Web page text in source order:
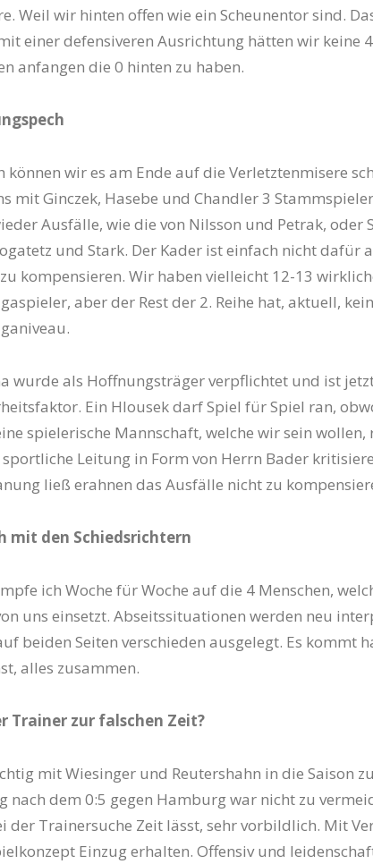
Weil wir hinten offen wie ein Scheunentor sind.
einer defensiveren Ausrichtung hätten wir keine
anfangen die 0 hinten zu haben.
können wir es am Ende auf die Verletztenmisere
mit Ginczek, Hasebe und Chandler 3
Ausfälle, wie die von Nilsson und Petrak, oder
und Stark. Der Kader ist einfach nicht dafür
kompensieren. Wir haben vielleicht 12-13
aber der Rest der 2. Reihe hat, aktuell, kein
wurde als Hoffnungsträger verpflichtet und ist
Ein Hlousek darf Spiel für Spiel ran,
spielerische Mannschaft, welche wir sein wollen,
Leitung in Form von Herrn Bader
ließ erahnen das Ausfälle nicht zu
mit den Schiedsrichtern
ich Woche für Woche auf die 4 Menschen,
uns einsetzt. Abseitssituationen werden neu
beiden Seiten verschieden ausgelegt. Es kommt
alles zusammen.
Trainer zur falschen Zeit?
mit Wiesinger und Reutershahn in die Saison
nach dem 0:5 gegen Hamburg war nicht zu
der Trainersuche Zeit lässt, sehr vorbildlich. Mit
Einzug erhalten. Offensiv und